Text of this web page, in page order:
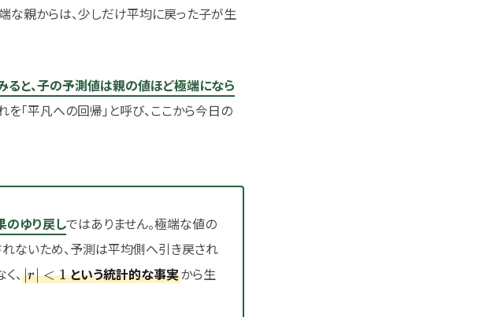
な親からは、少しだけ平均に戻った子が生
ると、子の予測値は親の値ほど極端になら
「平凡への回帰」と呼び、ここから今日の
のゆり戻しではありません。極端な値の
ないため、予測は平均側へ引き戻され
、 |r|
<1
∣r∣ < 1という統計的な事実から生